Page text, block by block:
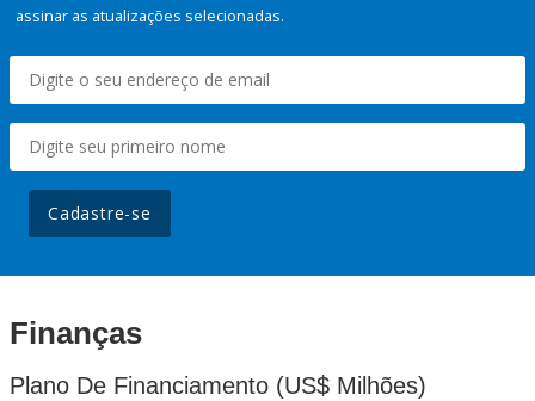
assinar as atualizações selecionadas.
Cadastre-se
Finanças
Plano De Financiamento (US$ Milhões)